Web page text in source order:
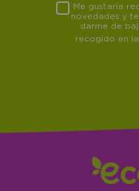
Me gustaría
novedades y
darme de
recogido en la